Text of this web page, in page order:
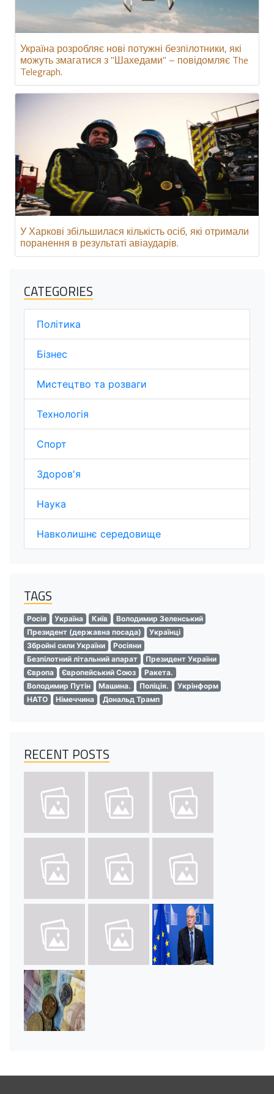
Україна розробляє нові потужні безпілотники, які
можуть змагатися з "Шахедами" – повідомляє The
Telegraph.
У Харкові збільшилася кількість осіб, які отримали
поранення в результаті авіаударів.
CATEGORIES
Політика
Бізнес
Мистецтво та розваги
Технологія
Спорт
Здоров'я
Наука
Навколишнє середовище
TAGS
Росія Україна Київ
Володимир Зеленський
Президент (державна посада)
Українці
Збройні сили України
Росіяни
Безпілотний літальний апарат
Президент України
Європа
Європейський Союз
Ракета.
Володимир Путін
Машина. Поліція.
Укрінформ
НАТО
Німеччина Дональд Трамп
RECENT POSTS